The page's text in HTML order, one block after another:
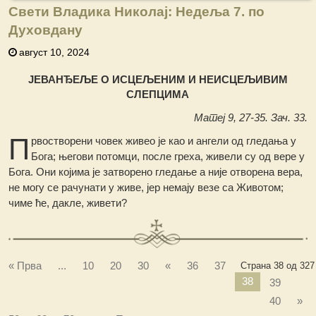
Свети Владика Николај: Недеља 7. по
Духовдану
август 10, 2024
ЈЕВАНЂЕЉЕ О ИСЦЕЉЕНИМ И НЕИСЦЕЉИВИМ
СЛЕПЦИМА
Матеј 9, 27-35. Зач. 33.
П рвостворени човек живео је као и ангели од гледања у
Бога; његови потомци, после греха, живели су од вере у
Бога. Они којима је затворено гледање а није отворена вера,
не могу се рачунати у живе, јер немају везе са Животом;
чиме ће, дакле, живети?
Страна 38 од 327
« Прва ... 10 20 30 « 36
37
38
39
40
»